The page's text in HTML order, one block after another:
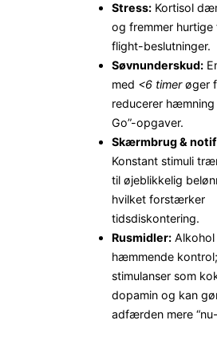
Stress: Kortisol
og fremmer
flight-beslutninger.
Søvnunderskud:
med <6 timerøger
reducerer hæmning
Go”-opgaver.
Skærmbrug &
Konstant stimuli
til øjeblikkelig
hvilket forstærker
tidsdiskontering.
Rusmidler:
hæmmende kontrol;
stimulanser som
dopamin og kan
adfærden mere